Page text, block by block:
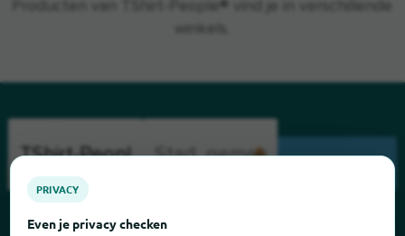
Producten van TShirt-People® vind je in verschillende
PRIVACY
Even je privacy checken